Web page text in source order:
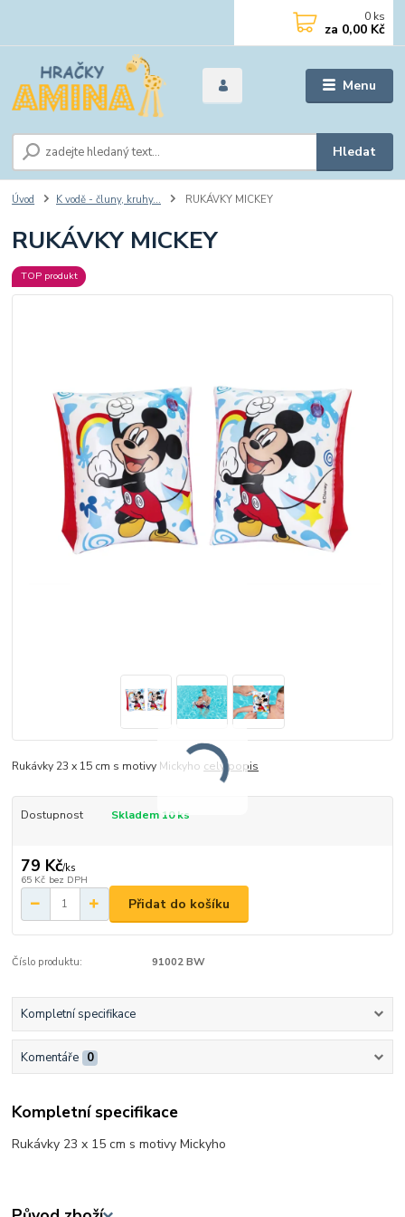
Menu
Hledat
0 ks
za 0,00 Kč
Úvod K vodě - čluny, kruhy... RUKÁVKY MICKEY
RUKÁVKY MICKEY
TOP produkt
Rukávky 23 x 15 cm s motivy Mickyho celý popis
Dostupnost Skladem 10 ks
79 Kč/ks
65 Kč bez DPH
Přidat do košíku
Číslo produktu: 91002 BW
Kompletní specifikace
Komentáře 0
Kompletní specifikace
Rukávky 23 x 15 cm s motivy Mickyho